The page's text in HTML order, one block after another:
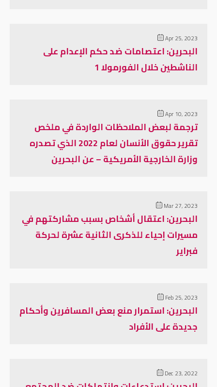
Apr 25, 2023
البحرين: اعتصامات ضد حكم الإعدام على
الناشطين خلال الفورمولا 1
Apr 10, 2023
ترجمة لبعض الملاحظات الواردة في ملخص
تقرير حقوق الأنسان لعام 2022 الذي تصدره
وزارة الخارجية الأمريكية – عن البحرين
Mar 27, 2023
البحرين: اعتقال أشخاص بسبب مشاركتهم في
مسيرات إحياء للذكرى الثانية عشرة لحركة
فبراير
Feb 25, 2023
البحرين: استمرار منع بعض المسافرين وأحكام
جديدة على الأفراد
Dec 23, 2022